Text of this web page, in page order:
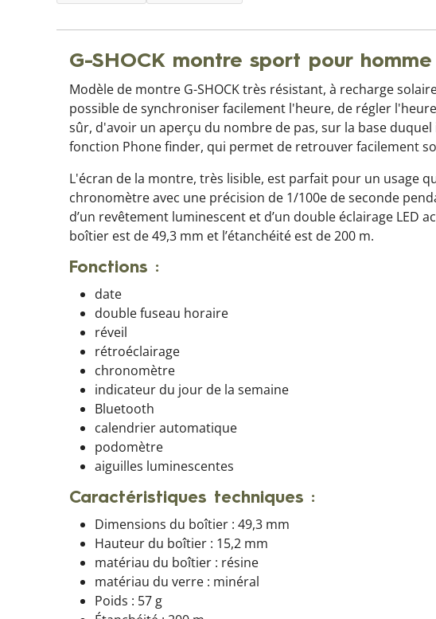
G-SHOCK montre sport pour homme
Modèle de montre G-SHOCK très résistant, à recharge
possible de synchroniser facilement l'heure, de régler
sûr, d'avoir un aperçu du nombre de pas, sur la base
fonction Phone finder, qui permet de retrouver facilement
L'écran de la montre, très lisible, est parfait pour un usage
chronomètre avec une précision de 1/100e de seconde
d’un revêtement luminescent et d’un double éclairage
boîtier est de 49,3 mm et l’étanchéité est de 200 m.
Fonctions :
date
double fuseau horaire
réveil
rétroéclairage
chronomètre
indicateur du jour de la semaine
Bluetooth
calendrier automatique
podomètre
aiguilles luminescentes
Caractéristiques techniques :
Dimensions du boîtier : 49,3 mm
Hauteur du boîtier : 15,2 mm
matériau du boîtier : résine
matériau du verre : minéral
Poids : 57 g